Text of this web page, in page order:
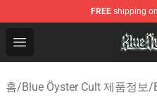
FREE shipping
Open menu
Blue Öyster Cult Store
홈/Blue Öyster Cult 제품정보/